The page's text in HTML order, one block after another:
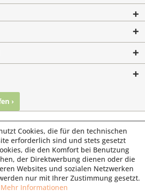
›
Christof Paul e.K. | Westring 2 |
Recklinghausen
| E-Mail: info@pauls-muehle.de
Cookies, die für den technischen
erforderlich sind und stets gesetzt
die den Komfort bei Benutzung
der Direktwerbung dienen oder die
Websites und sozialen Netzwerken
nur mit Ihrer Zustimmung gesetzt.
Mehr Informationen